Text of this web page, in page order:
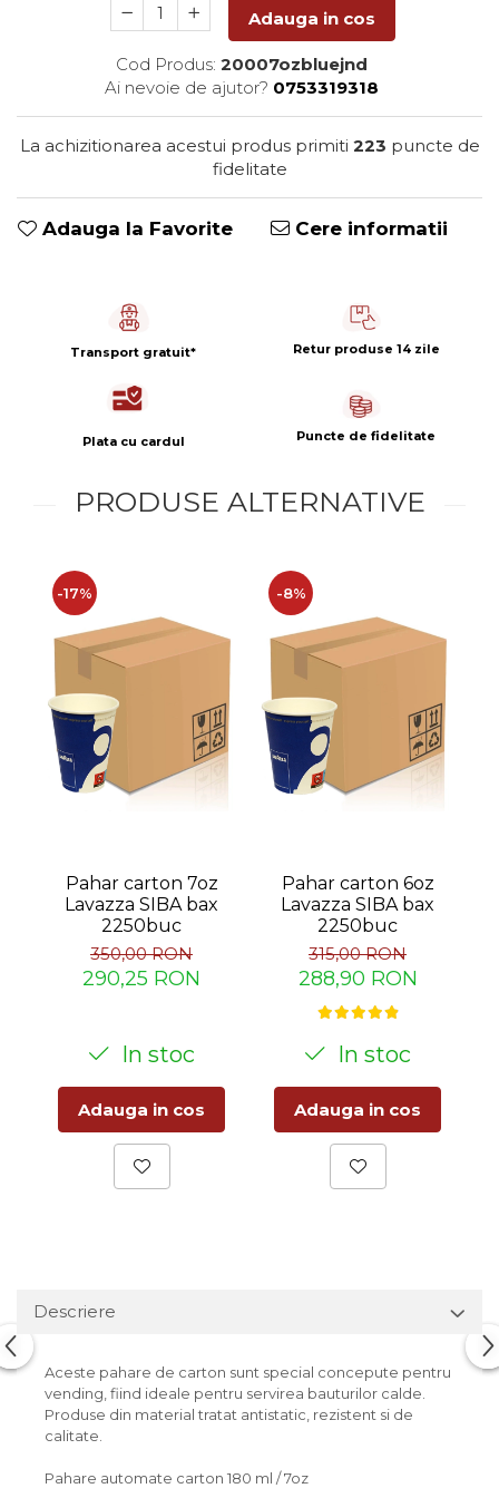
Capsule de Cafea
Adauga in cos
Cod Produs: 20007ozbluejnd
Ai nevoie de ajutor? 0753319318
La achizitionarea acestui produs primiti 223 puncte de
fidelitate
Adauga la Favorite Cere informatii
Transport gratuit* Retur produse 14 zile
Plata cu cardul Puncte de fidelitate
PRODUSE ALTERNATIVE
-17%
Pahar carton 7oz
Lavazza SIBA bax
2250buc
350,00 RON
290,25 RON
In stoc
Adauga in cos
-8%
Pahar carton 6oz
Lavazza SIBA bax
2250buc
315,00 RON
288,90 RON
In stoc
Adauga in cos
Descriere
Aceste pahare de carton sunt special concepute pentru
vending, fiind ideale pentru servirea bauturilor calde.
Produse din material tratat antistatic, rezistent si de
calitate.
Pahare automate carton 180 ml / 7oz